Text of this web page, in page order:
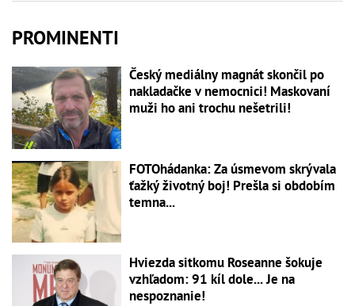
PROMINENTI
Český mediálny magnát skončil po
nakladačke v nemocnici! Maskovaní
muži ho ani trochu nešetrili!
FOTOhádanka: Za úsmevom skrývala
ťažký životný boj! Prešla si obdobím
temna...
Hviezda sitkomu Roseanne šokuje
vzhľadom: 91 kíl dole... Je na
nespoznanie!